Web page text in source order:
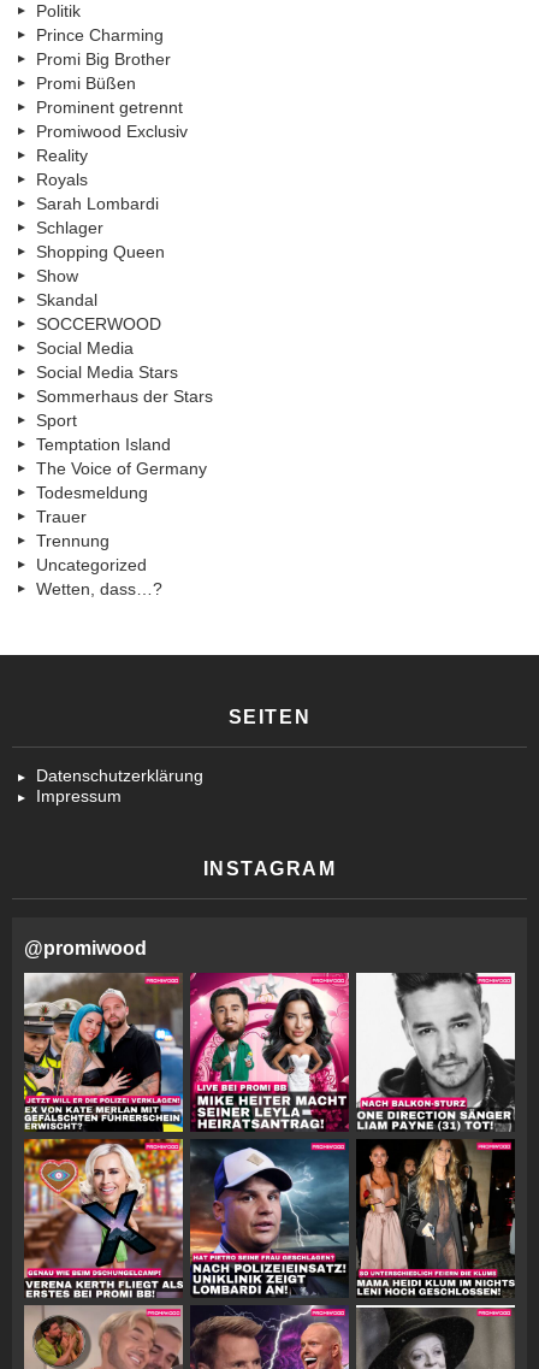
Politik
Prince Charming
Promi Big Brother
Promi Büßen
Prominent getrennt
Promiwood Exclusiv
Reality
Royals
Sarah Lombardi
Schlager
Shopping Queen
Show
Skandal
SOCCERWOOD
Social Media
Social Media Stars
Sommerhaus der Stars
Sport
Temptation Island
The Voice of Germany
Todesmeldung
Trauer
Trennung
Uncategorized
Wetten, dass…?
SEITEN
Datenschutzerklärung
Impressum
INSTAGRAM
@promiwood